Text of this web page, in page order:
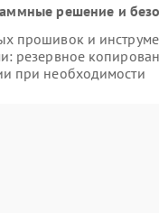
решение и
прошивок и
резервное
при необходимости